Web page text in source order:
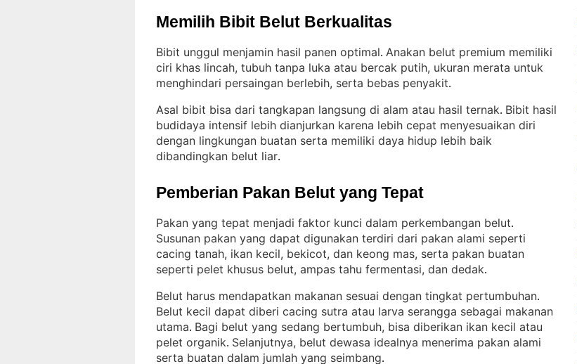
Memilih Bibit Belut Berkualitas
Bibit unggul menjamin hasil panen optimal. Anakan belut premium memiliki
ciri khas lincah, tubuh tanpa luka atau bercak putih, ukuran merata untuk
menghindari persaingan berlebih, serta bebas penyakit.
Asal bibit bisa dari tangkapan langsung di alam atau hasil ternak. Bibit hasil
budidaya intensif lebih dianjurkan karena lebih cepat menyesuaikan diri
dengan lingkungan buatan serta memiliki daya hidup lebih baik
dibandingkan belut liar.
Pemberian Pakan Belut yang Tepat
Pakan yang tepat menjadi faktor kunci dalam perkembangan belut
Susunan pakan yang dapat digunakan terdiri dari pakan alami seperti
cacing tanah, ikan kecil, bekicot, dan keong mas, serta pakan buatan
seperti pelet khusus belut, ampas tahu fermentasi, dan dedak.
Belut harus mendapatkan makanan sesuai dengan tingkat pertumbuhan
Belut kecil dapat diberi cacing sutra atau larva serangga sebagai makanan
utama. Bagi belut yang sedang bertumbuh, bisa diberikan ikan kecil atau
pelet organik. Selanjutnya, belut dewasa idealnya menerima pakan alami
serta buatan dalam jumlah yang seimbang.